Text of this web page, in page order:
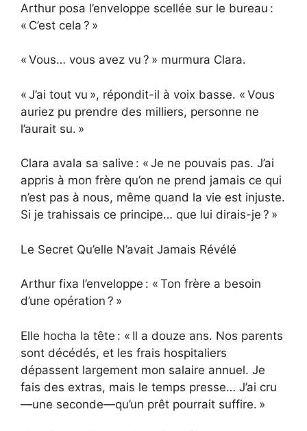
Arthur posa l’enveloppe scellée sur le bureau :
« C’est cela ? »
« Vous… vous avez vu ? » murmura Clara.
« J’ai tout vu », répondit-il à voix basse. « Vous
auriez pu prendre des milliers, personne ne
l’aurait su. »
Clara avala sa salive : « Je ne pouvais pas. J’ai
appris à mon frère qu’on ne prend jamais ce qui
n’est pas à nous, même quand la vie est injuste.
Si je trahissais ce principe… que lui dirais-je ? »
Le Secret Qu’elle N’avait Jamais Révélé
Arthur fixa l’enveloppe : « Ton frère a besoin
d’une opération ? »
Elle hocha la tête : « Il a douze ans. Nos parents
sont décédés, et les frais hospitaliers
dépassent largement mon salaire annuel. Je
fais des extras, mais le temps presse… J’ai cru
—une seconde—qu’un prêt pourrait suffire. »